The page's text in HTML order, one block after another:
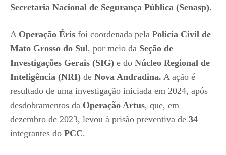
Secretaria Nacional de Segurança Pública (Senasp).
A Operação Éris foi coordenada pela Polícia Civil de
Mato Grosso do Sul, por meio da Seção de
Investigações Gerais (SIG) e do Núcleo Regional de
Inteligência (NRI) de Nova Andradina. A ação é
resultado de uma investigação iniciada em 2024, após
desdobramentos da Operação Artus, que, em
dezembro de 2023, levou à prisão preventiva de 34
integrantes do PCC.